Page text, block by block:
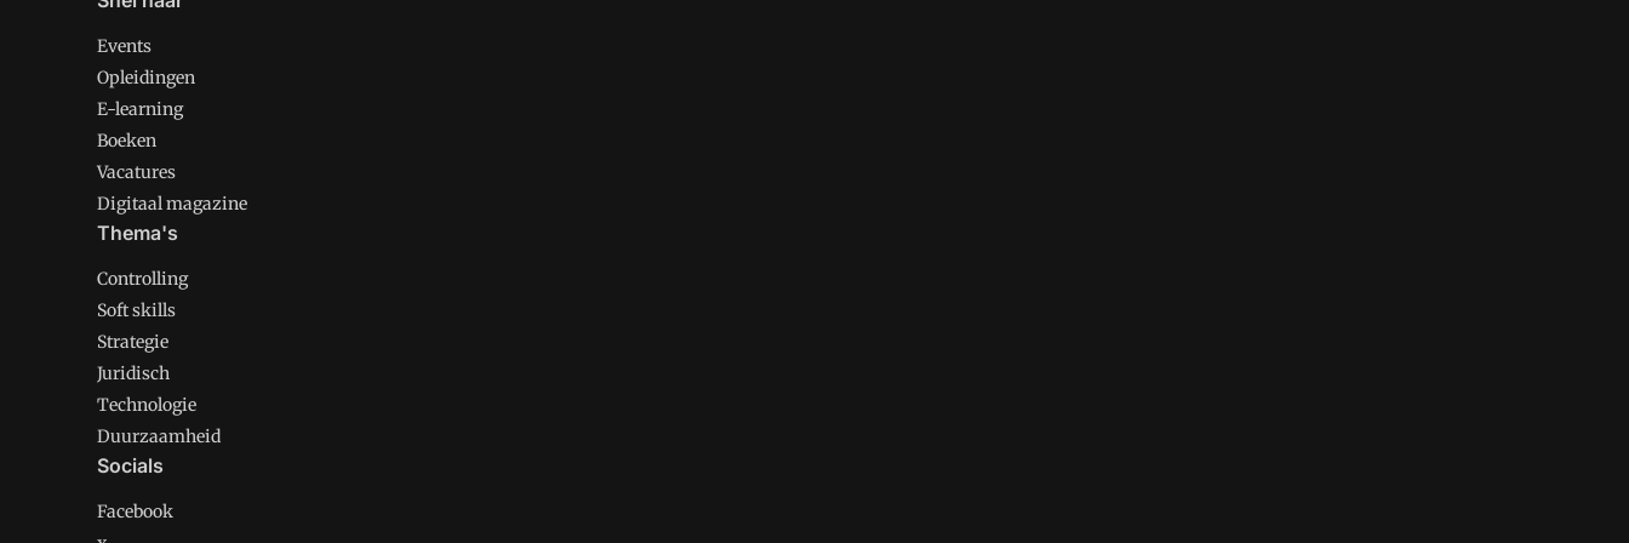
Events
Opleidingen
E-learning
Boeken
Vacatures
Digitaal magazine
Thema's
Controlling
Soft skills
Strategie
Juridisch
Technologie
Duurzaamheid
Socials
Facebook